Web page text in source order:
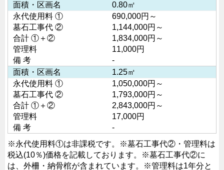
面積・区画名
0.80㎡
永代使用料 ①
690,000円～
墓石工事代 ②
1,144,000円～
合計 ①＋②
1,834,000円～
管理料
11,000円
備 考
-
面積・区画名
1.25㎡
永代使用料 ①
1,050,000円～
墓石工事代 ②
1,793,000円～
合計 ①＋②
2,843,000円～
管理料
17,000円
備 考
-
※永代使用料①は非課税です。
※墓石工事代②・管理料は
税込(10％)価格を記載しております。
※墓石工事代②に
は、外柵・納骨棺が含まれています。
※管理料は1年分と